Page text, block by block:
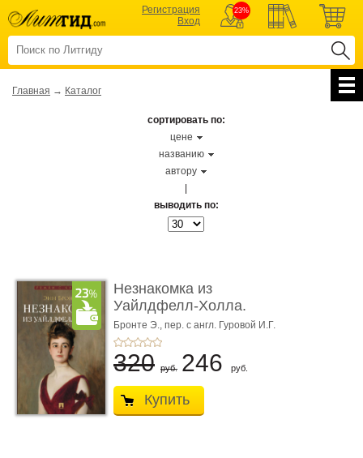
Регистрация
Вход
23%
Главная → Каталог
сортировать по:
цене
названию
автору
выводить по:
Незнакомка из
Уайлдфелл-Холла.
Роман (Серия «Р� ...
Бронте Э., пер. с англ. Гуровой И.Г.
320 руб. 246 руб.
Купить